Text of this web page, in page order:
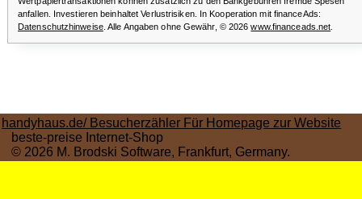
handyhaus.de/ Besucherzähler Für Homepage zur Website
beste-preise Internet-Shop
© 2026 M. Brodski Software, Frankfurt, Germany.